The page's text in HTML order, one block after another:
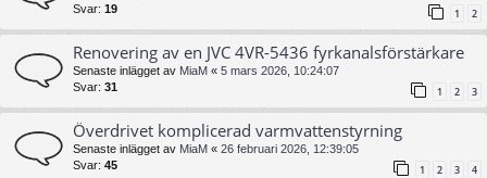
Svar: 19 1 2
Renovering av en JVC 4VR-5436 fyrkanalsförstärkare
Senaste inlägget av MiaM « 5 mars 2026, 10:24:07
Svar: 31 1 2 3
Överdrivet komplicerad varmvattenstyrning
Senaste inlägget av MiaM « 26 februari 2026, 12:39:05
Svar: 45 1 2 3 4